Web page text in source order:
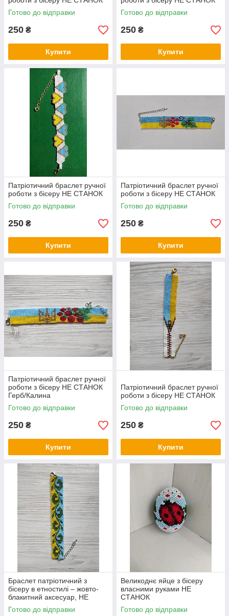
Готово до відправки
250 ₴
Купити
Готово до відправки
250 ₴
Купити
Патріотичний браслет ручної
роботи з бісеру НЕ СТАНОК
Готово до відправки
250 ₴
Купити
Патріотичний браслет ручної
роботи з бісеру НЕ СТАНОК
Готово до відправки
250 ₴
Купити
Патріотичний браслет ручної
роботи з бісеру НЕ СТАНОК
Герб/Калина
Готово до відправки
250 ₴
Купити
Патріотичний браслет ручної
роботи з бісеру НЕ СТАНОК
Готово до відправки
250 ₴
Купити
Браслет патріотичний з
бісеру в етностилі – жовто-
блакитний аксесуар, НЕ
СТАНОК
Готово до відправки
Великоднє яйце з бісеру
власними руками НЕ
СТАНОК
Готово до відправки